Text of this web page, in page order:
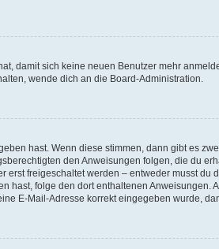
damit sich keine neuen Benutzer mehr
wende dich an die Board-Administration.
hast. Wenn diese stimmen, dann gibt es
den Anweisungen folgen, die du
freigeschaltet werden – entweder musst du
hast, folge den dort enthaltenen
E-Mail-Adresse korrekt eingegeben wurde,